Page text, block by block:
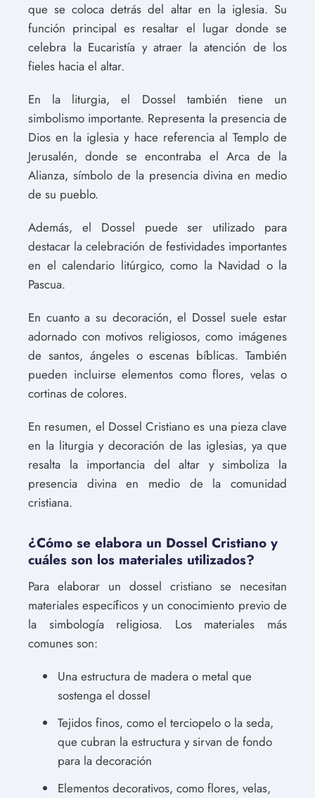
que se coloca detrás del altar en la iglesia. Su
función principal es resaltar el lugar donde se
celebra la Eucaristía y atraer la atención de los
fieles hacia el altar.
En la liturgia, el Dossel también tiene un
simbolismo importante. Representa la presencia de
Dios en la iglesia y hace referencia al Templo de
Jerusalén, donde se encontraba el Arca de la
Alianza, símbolo de la presencia divina en medio
de su pueblo.
Además, el Dossel puede ser utilizado para
destacar la celebración de festividades importantes
en el calendario litúrgico, como la Navidad o la
Pascua.
En cuanto a su decoración, el Dossel suele estar
adornado con motivos religiosos, como imágenes
de santos, ángeles o escenas bíblicas. También
pueden incluirse elementos como flores, velas o
cortinas de colores.
En resumen, el Dossel Cristiano es una pieza clave
en la liturgia y decoración de las iglesias, ya que
resalta la importancia del altar y simboliza la
presencia divina en medio de la comunidad
cristiana.
¿Cómo se elabora un Dossel Cristiano y
cuáles son los materiales utilizados?
Para elaborar un dossel cristiano se necesitan
materiales específicos y un conocimiento previo de
la simbología religiosa. Los materiales más
comunes son:
Una estructura de madera o metal que
sostenga el dossel
Tejidos finos, como el terciopelo o la seda,
que cubran la estructura y sirvan de fondo
para la decoración
Elementos decorativos, como flores, velas,